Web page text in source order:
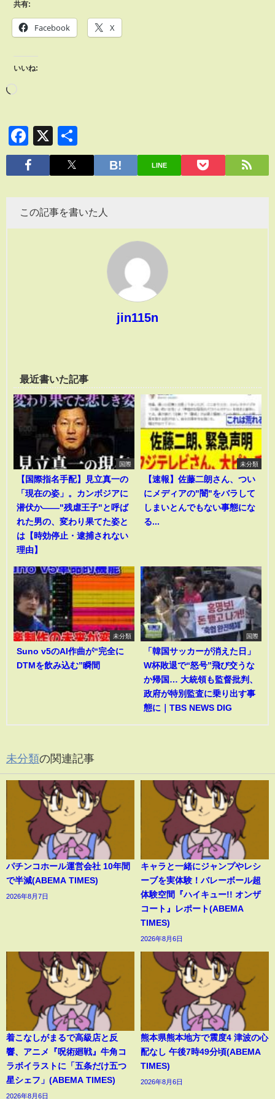
共有:
Facebook X
いいね:
Facebook
X
有
LINE
この記事を書いた人
jin115n
最近書いた記事
国際
【国際指名手配】見立真一の
「現在の姿」。カンボジアに
潜伏か――"残虐王子"と呼ば
れた男の、変わり果てた姿と
は【時効停止・逮捕されない
理由】
未分類
【速報】佐藤二朗さん、つい
にメディアの"闇"をバラして
しまいとんでもない事態にな
る...
未分類
Suno v5のAI作曲が“完全に
DTMを飲み込む”瞬間
国際
「韓国サッカーが消えた日」
W杯敗退で“怒号”飛び交うな
か帰国… 大統領も監督批判、
政府が特別監査に乗り出す事
態に｜TBS NEWS DIG
未分類の関連記事
パチンコホール運営会社 10年間
で半減(ABEMA TIMES)
2026年8月7日
キャラと一緒にジャンプやレシ
ーブを実体験！バレーボール超
体験空間『ハイキュー!! オンザ
コート』レポート(ABEMA
TIMES)
2026年8月6日
着こなしがまるで高級店と反
響、アニメ『呪術廻戦』牛角コ
ラボイラストに「五条だけ五つ
星シェフ」(ABEMA TIMES)
2026年8月6日
熊本県熊本地方で震度4 津波の心
配なし 午後7時49分頃(ABEMA
TIMES)
2026年8月6日